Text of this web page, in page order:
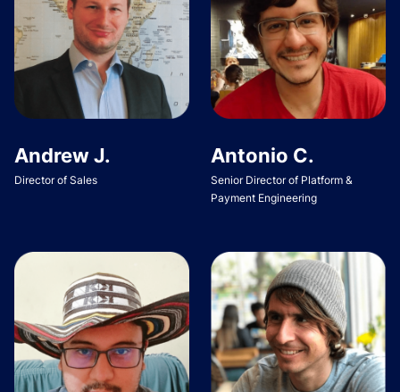
Andrew J.
Director of Sales
Antonio C.
Senior Director of Platform &
Payment Engineering